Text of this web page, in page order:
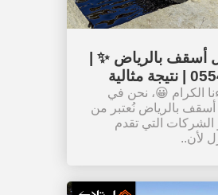
أسقف بالرياض ✨ |
مثالية
الكرام 😀، نحن في
بالرياض نُعتبر من
الشركات التي تقدم
لأن..